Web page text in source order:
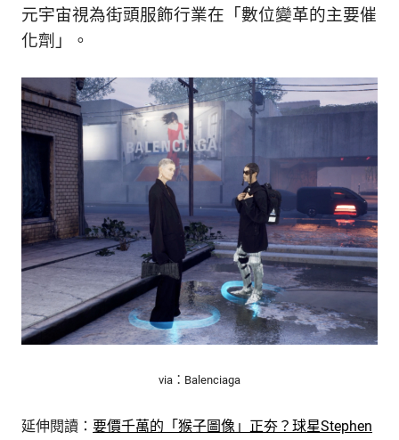
元宇宙視為街頭服飾行業在「數位變革的主要催
化劑」。
via：Balenciaga
延伸閱讀： 要價千萬的「猴子圖像」正夯？球星Stephen